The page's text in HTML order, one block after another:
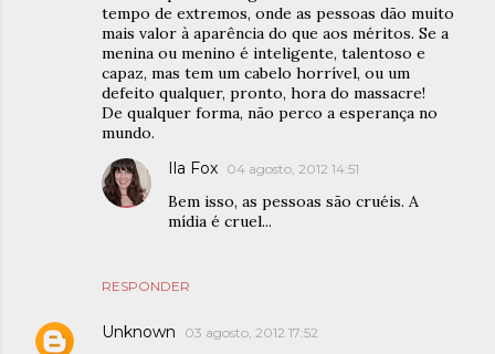
tempo de extremos, onde as pessoas dão muito
mais valor à aparência do que aos méritos. Se a
menina ou menino é inteligente, talentoso e
capaz, mas tem um cabelo horrível, ou um
defeito qualquer, pronto, hora do massacre!
De qualquer forma, não perco a esperança no
mundo.
RESPONDER
Ila Fox 04 agosto, 2012 14:51
Bem isso, as pessoas são cruéis. A
mídia é cruel...
Unknown 03 agosto, 2012 17:52